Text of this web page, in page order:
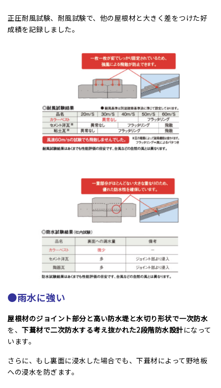
正圧耐風試験、耐風試験で、他の屋根材と大きく差をつけた好
成績を記録しました。
●雨水に強い
屋根材のジョイント部分と高い防水堤と水切り形状で一次防水
を、 下葺材で二次防水する考え抜かれた2段階防水設計になって
います。
さらに、もし裏面に浸水した場合でも、下葺材によって野地板
への浸水を防ぎます。